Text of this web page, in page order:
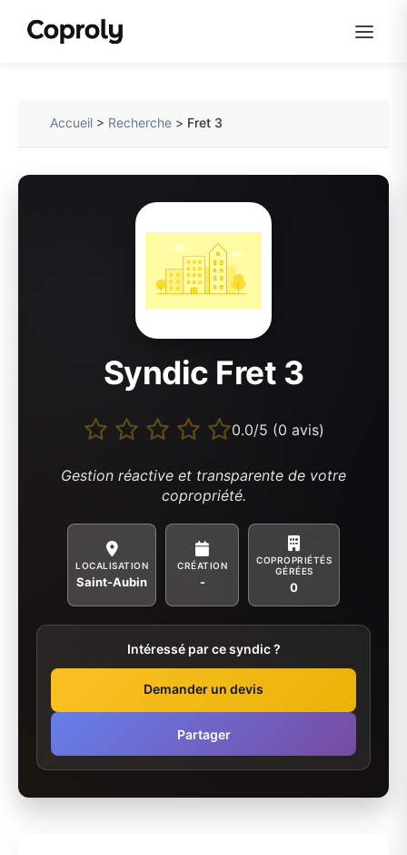
Accueil > Recherche > Fret 3
Syndic Fret 3
0.0/5 (0 avis)
Gestion réactive et transparente de votre
copropriété.
LOCALISATION
Saint-Aubin
CRÉATION
-
COPROPRIÉTÉS
GÉRÉES
0
Intéressé par ce syndic ?
Demander un devis
Partager